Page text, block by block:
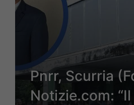
Pnrr, Scurria
Notizie.com: